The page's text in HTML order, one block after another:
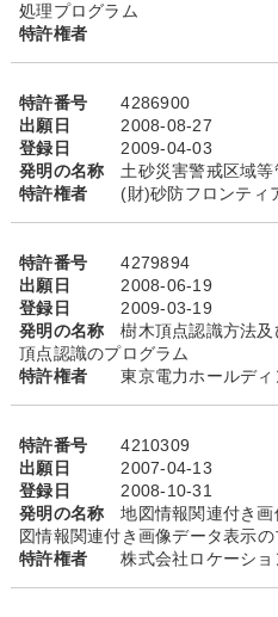
処理プログラム
特許権者
特許番号
4286900
出願日
2008-08-27
登録日
2009-04-03
発明の名称
土砂災害警戒区域
特許権者
(財)砂防フロンティ
特許番号
4279894
出願日
2008-06-19
登録日
2009-03-19
発明の名称
樹木頂点認識方法
頂点認識のプログラム
特許権者
東京電力ホールディ
特許番号
4210309
出願日
2007-04-13
登録日
2008-10-31
発明の名称
地図情報関連付き
図情報関連付き画像データ表示の
特許権者
株式会社ロケーショ